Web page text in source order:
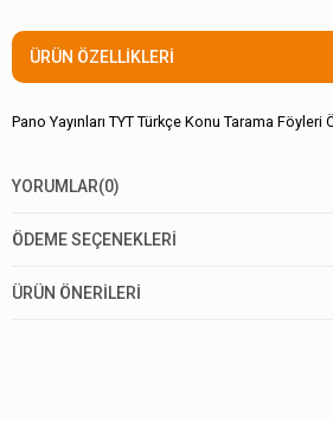
ÜRÜN ÖZELLIKLERI
Pano Yayınları TYT Türkçe Konu Tarama Föyleri
YORUMLAR(0)
ÖDEME SEÇENEKLERI
ÜRÜN ÖNERILERI